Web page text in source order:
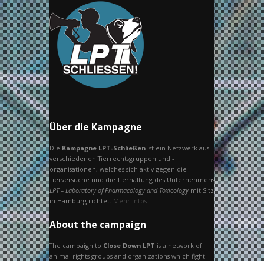
Über die Kampagne
Die Kampagne LPT-Schließen ist ein Netzwerk aus
verschiedenen Tierrechtsgruppen und -
organisationen, welches sich aktiv gegen die
Tierversuche und die Tierhaltung des Unternehmens
LPT – Laboratory of Pharmacology and Toxicologymit Sitz
in Hamburg richtet. Mehr Infos
About the campaign
The campaign to Close Down LPT is a network of
animal rights groups and organizations which fight